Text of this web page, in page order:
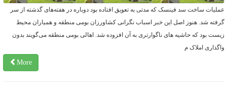
ساخت سد فینسک که مدتی به تعویق افتاده بود دوباره در هفته‌های گذشته از سر
شد. هنوز اصل این خبر اسباب نگرانی کشاورزان بومی منطقه و همیاران محیط
بود که حاشیه های ناگوارتری به آن افزوده شد. اهالی بومی منطقه می‌گویند بدون
املاک م
More